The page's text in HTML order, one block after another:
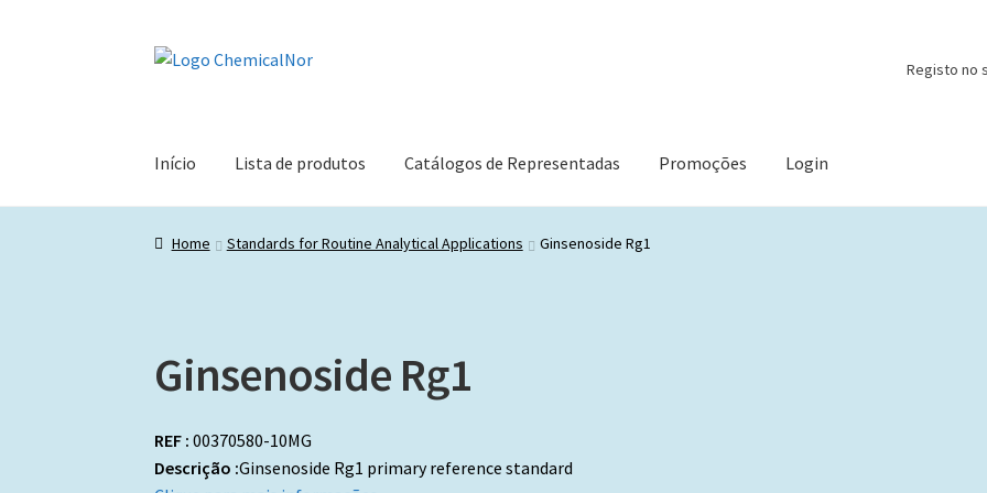
Ir
Saltar
Registo no
Início Lista de produtos Catálogos de Representadas Promoções Login
Home Standards for Routine Analytical Applications Ginsenoside Rg1
Ginsenoside Rg1
REF :00370580-10MG
Descrição :Ginsenoside Rg1 primary reference standard